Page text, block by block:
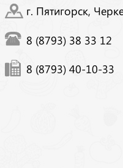
г. Пятигорск,
8 (8793) 38 33 12
8 (8793) 40-10-33